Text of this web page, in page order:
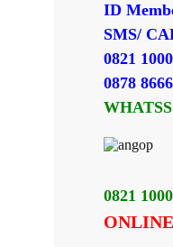
ID
SMS/
0821
0878
0821